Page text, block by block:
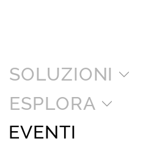
SOLUZIONI
ESPLORA
EVENTI